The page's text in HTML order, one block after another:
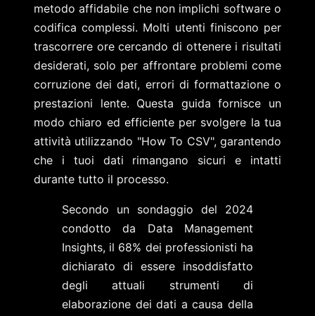
metodo affidabile che non implichi software o
codifica complessi. Molti utenti finiscono per
trascorrere ore cercando di ottenere i risultati
desiderati, solo per affrontare problemi come
corruzione dei dati, errori di formattazione o
prestazioni lente. Questa guida fornisce un
modo chiaro ed efficiente per svolgere la tua
attività utilizzando "How To CSV", garantendo
che i tuoi dati rimangano sicuri e intatti
durante tutto il processo.
Secondo un sondaggio del 2024
condotto da Data Management
Insights, il 68% dei professionisti ha
dichiarato di essere insoddisfatto
degli attuali strumenti di
elaborazione dei dati a causa della